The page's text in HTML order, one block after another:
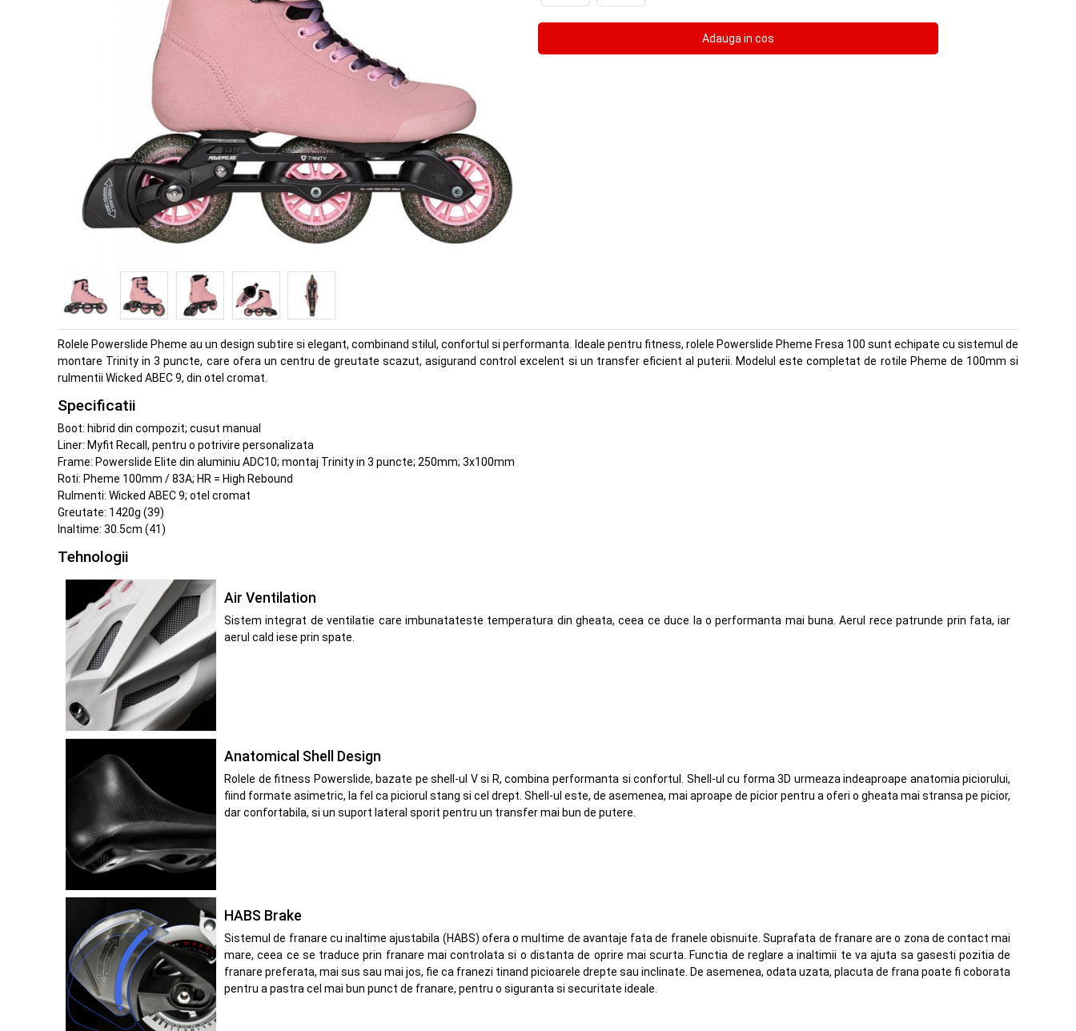
Rolele Powerslide Pheme au un design subtire si elegant, combinand stilul, confortul si performanta. Ideale pentru fitness, rolele Powerslide Pheme Fresa 100 sunt echipate cu sistemul de
montare Trinity in 3 puncte, care ofera un centru de greutate scazut, asigurand control excelent si un transfer eficient al puterii. Modelul este completat de rotile Pheme de 100mm si
rulmentii Wicked ABEC 9, din otel cromat.
Specificatii
Boot: hibrid din compozit; cusut manual
Liner: Myfit Recall, pentru o potrivire personalizata
Frame: Powerslide Elite din aluminiu ADC10; montaj Trinity in 3 puncte; 250mm; 3x100mm
Roti: Pheme 100mm / 83A; HR = High Rebound
Rulmenti: Wicked ABEC 9; otel cromat
Greutate: 1420g (39)
Inaltime: 30.5cm (41)
Tehnologii
Air Ventilation
Sistem integrat de ventilatie care imbunatateste temperatura din gheata, ceea ce duce la o performanta mai buna. Aerul rece patrunde prin fata, iar
aerul cald iese prin spate.
Anatomical Shell Design
Rolele de fitness Powerslide, bazate pe shell-ul V si R, combina performanta si confortul. Shell-ul cu forma 3D urmeaza indeaproape anatomia piciorului,
fiind formate asimetric, la fel ca piciorul stang si cel drept. Shell-ul este, de asemenea, mai aproape de picior pentru a oferi o gheata mai stransa pe picior,
dar confortabila, si un suport lateral sporit pentru un transfer mai bun de putere.
HABS Brake
Sistemul de franare cu inaltime ajustabila (HABS) ofera o multime de avantaje fata de franele obisnuite. Suprafata de franare are o zona de contact mai
mare, ceea ce se traduce prin franare mai controlata si o distanta de oprire mai scurta. Functia de reglare a inaltimii te va ajuta sa gasesti pozitia de
franare preferata, mai sus sau mai jos, fie ca franezi tinand picioarele drepte sau inclinate. De asemenea, odata uzata, placuta de frana poate fi coborata
pentru a pastra cel mai bun punct de franare, pentru o siguranta si securitate ideale.